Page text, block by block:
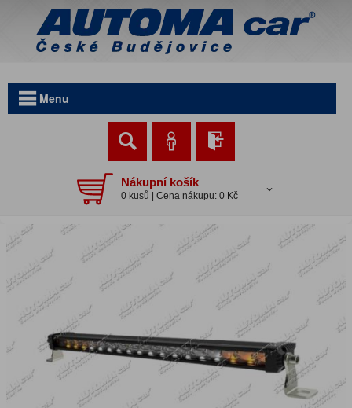
Menu
Nákupní košík
0 kusů | Cena nákupu: 0 Kč